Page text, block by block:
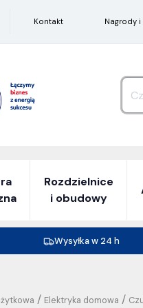
Kontakt Nagrody i
Rozdzielnice
i obudowy
Wysyłka w 24 h
/
Elektryka domowa
/